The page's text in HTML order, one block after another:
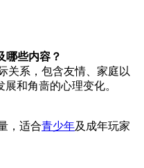
哪些内容？
关系，包含友情、家庭以
和角啬的心理变化。
，适合青少年及成年玩家